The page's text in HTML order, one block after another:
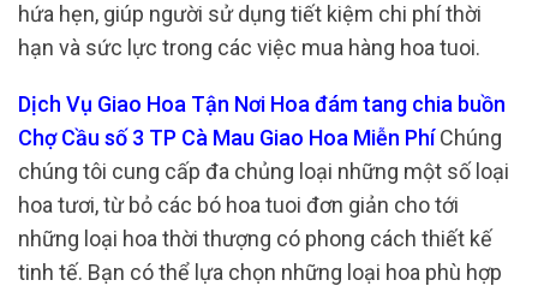
hứa hẹn, giúp người sử dụng tiết kiệm chi phí thời
hạn và sức lực trong các việc mua hàng hoa tuoi.
Dịch Vụ Giao Hoa Tận Nơi Hoa đám tang chia buồn
Chợ Cầu số 3 TP Cà Mau Giao Hoa Miễn PhíChúng
chúng tôi cung cấp đa chủng loại những một số loại
hoa tươi, từ bỏ các bó hoa tuoi đơn giản cho tới
những loại hoa thời thượng có phong cách thiết kế
tinh tế. Bạn có thể lựa chọn những loại hoa phù hợp